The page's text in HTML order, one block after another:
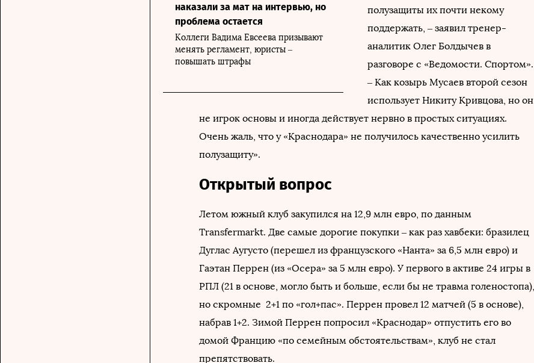
наказали за мат на интервью, но
проблема остается
Коллеги Вадима Евсеева призывают
менять регламент, юристы –
повышать штрафы
полузащиты их почти некому
поддержать, – заявил тренер-
аналитик Олег Болдычев в
разговоре с «Ведомости. Спортом».
– Как козырь Мусаев второй сезон
использует Никиту Кривцова, но он
не игрок основы и иногда действует нервно в простых ситуациях.
Очень жаль, что у «Краснодара» не получилось качественно усилить
полузащиту».
Открытый вопрос
Летом южный клуб закупился на 12,9 млн евро, по данным
Transfermarkt. Две самые дорогие покупки – как раз хавбеки: бразилец
Дуглас Аугусто (перешел из французского «Нанта» за 6,5 млн евро) и
Гаэтан Перрен (из «Осера» за 5 млн евро). У первого в активе 24 игры в
РПЛ (21 в основе, могло быть и больше, если бы не травма голеностопа),
но скромные 2+1 по «гол+пас». Перрен провел 12 матчей (5 в основе),
набрав 1+2. Зимой Перрен попросил «Краснодар» отпустить его во
домой Францию «по семейным обстоятельствам», клуб не стал
препятствовать.